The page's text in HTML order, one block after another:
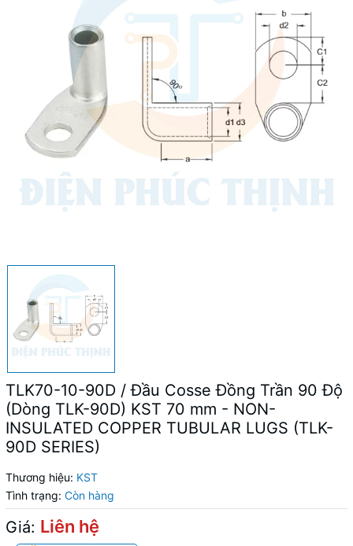
TLK70-10-90D / Đầu Cosse Đồng Trần 90 Độ
(Dòng TLK-90D) KST 70 mm - NON-
INSULATED COPPER TUBULAR LUGS (TLK-
90D SERIES)
Thương hiệu: KST
Tình trạng: Còn hàng
Giá: Liên hệ